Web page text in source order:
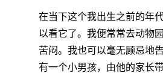
在当下这个我出生之前的年
以看它了。我便常常去动物
苦闷。我也可以毫无顾忌地
有一个小男孩，由他的家长